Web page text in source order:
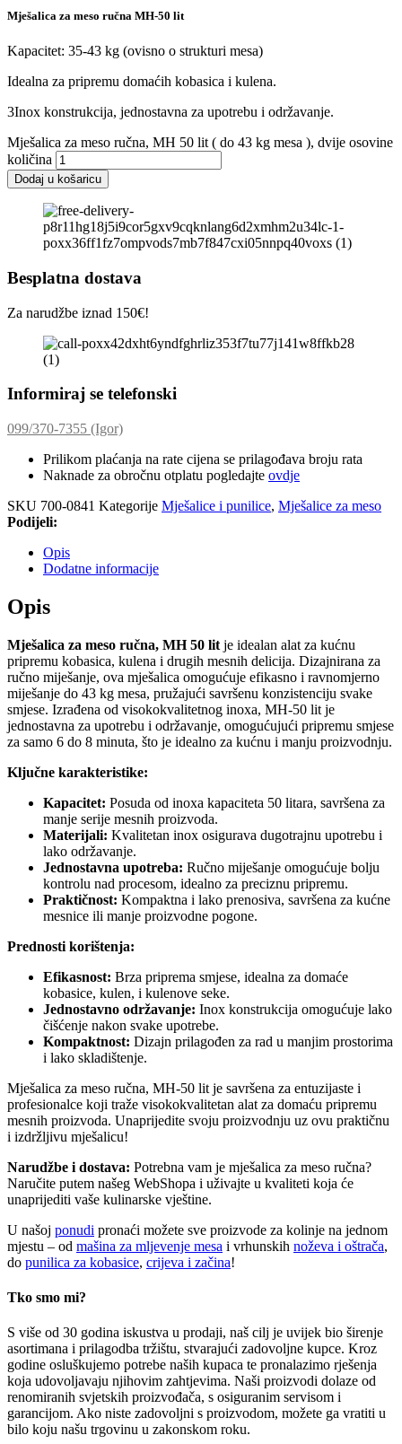
Mješalica za meso ručna MH-50 lit
Kapacitet: 35-43 kg (ovisno o strukturi mesa)
Idealna za pripremu domaćih kobasica i kulena.
3Inox konstrukcija, jednostavna za upotrebu i održavanje.
Mješalica za meso ručna, MH 50 lit ( do 43 kg mesa ), dvije osovine
količina
Dodaj u košaricu
Besplatna dostava
Za narudžbe iznad 150€!
Informiraj se telefonski
099/370-7355 (Igor)
Prilikom plaćanja na rate cijena se prilagođava broju rata
Naknade za obročnu otplatu pogledajte ovdje
SKU 700-0841 Kategorije Mješalice i punilice, Mješalice za meso
Podijeli:
Opis
Dodatne informacije
Opis
Mješalica za meso ručna, MH 50 lit je idealan alat za kućnu
pripremu kobasica, kulena i drugih mesnih delicija. Dizajnirana za
ručno miješanje, ova mješalica omogućuje efikasno i ravnomjerno
miješanje do 43 kg mesa, pružajući savršenu konzistenciju svake
smjese. Izrađena od visokokvalitetnog inoxa, MH-50 lit je
jednostavna za upotrebu i održavanje, omogućujući pripremu smjese
za samo 6 do 8 minuta, što je idealno za kućnu i manju proizvodnju.
Ključne karakteristike:
Kapacitet: Posuda od inoxa kapaciteta 50 litara, savršena za
manje serije mesnih proizvoda.
Materijali: Kvalitetan inox osigurava dugotrajnu upotrebu i
lako održavanje.
Jednostavna upotreba: Ručno miješanje omogućuje bolju
kontrolu nad procesom, idealno za preciznu pripremu.
Praktičnost: Kompaktna i lako prenosiva, savršena za kućne
mesnice ili manje proizvodne pogone.
Prednosti korištenja:
Efikasnost: Brza priprema smjese, idealna za domaće
kobasice, kulen, i kulenove seke.
Jednostavno održavanje: Inox konstrukcija omogućuje lako
čišćenje nakon svake upotrebe.
Kompaktnost: Dizajn prilagođen za rad u manjim prostorima
i lako skladištenje.
Mješalica za meso ručna, MH-50 lit je savršena za entuzijaste i
profesionalce koji traže visokokvalitetan alat za domaću pripremu
mesnih proizvoda. Unaprijedite svoju proizvodnju uz ovu praktičnu
i izdržljivu mješalicu!
Narudžbe i dostava: Potrebna vam je mješalica za meso ručna?
Naručite putem našeg WebShopa i uživajte u kvaliteti koja će
unaprijediti vaše kulinarske vještine.
U našoj ponudi pronaći možete sve proizvode za kolinje na jednom
mjestu – od mašina za mljevenje mesa i vrhunskih noževa i oštrača,
do punilica za kobasice, crijeva i začina!
Tko smo mi?
S više od 30 godina iskustva u prodaji, naš cilj je uvijek bio širenje
asortimana i prilagodba tržištu, stvarajući zadovoljne kupce. Kroz
godine osluškujemo potrebe naših kupaca te pronalazimo rješenja
koja udovoljavaju njihovim zahtjevima. Naši proizvodi dolaze od
renomiranih svjetskih proizvođača, s osiguranim servisom i
garancijom. Ako niste zadovoljni s proizvodom, možete ga vratiti u
bilo koju našu trgovinu u zakonskom roku.